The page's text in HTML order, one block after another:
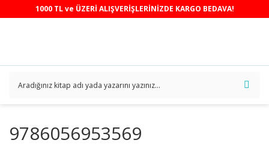
1000 TL ve ÜZERİ ALIŞVERİŞLERİNİZDE KARGO BEDAVA!
9786056953569